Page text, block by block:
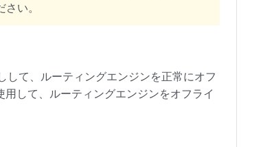
い。
して、ルーティングエンジンを正常にオフ
して、ルーティングエンジンをオフライ